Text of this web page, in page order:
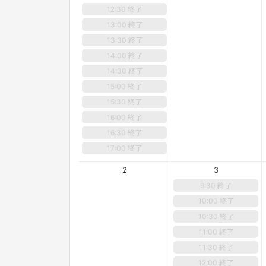
12:30 終了
13:00 終了
13:30 終了
14:00 終了
14:30 終了
15:00 終了
15:30 終了
16:00 終了
16:30 終了
17:00 終了
2 3
9:30 終了
10:00 終了
10:30 終了
11:00 終了
11:30 終了
12:00 終了